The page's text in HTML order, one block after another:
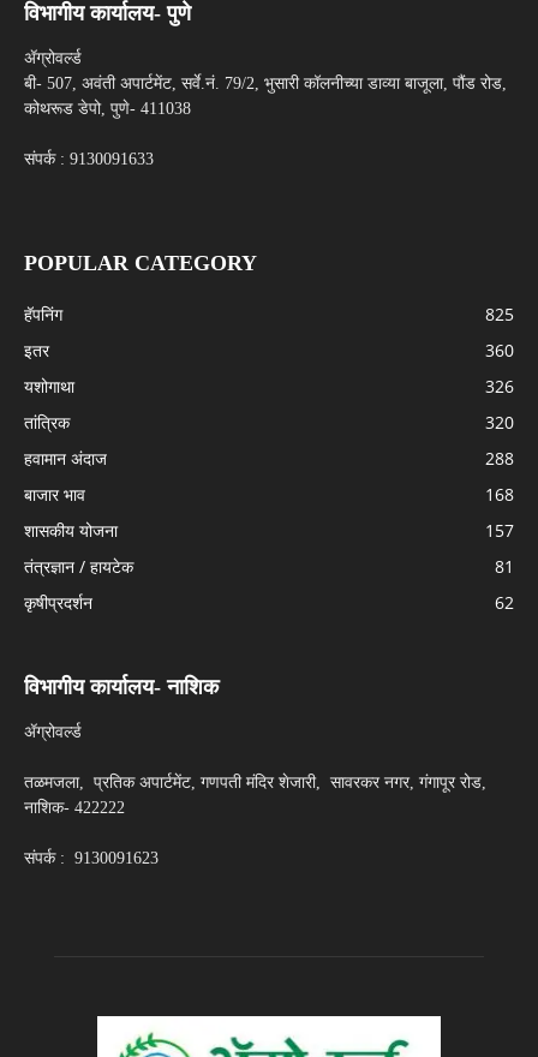
विभागीय कार्यालय- पुणे
ॲग्रोवर्ल्ड
बी- 507, अवंती अपार्टमेंट, सर्वे.नं. 79/2, भुसारी कॉलनीच्या डाव्या बाजूला, पौंड रोड,
कोथरूड डेपो, पुणे- 411038
संपर्क : 9130091633
POPULAR CATEGORY
हॅपनिंग
825
इतर
360
यशोगाथा
326
तांत्रिक
320
हवामान अंदाज
288
बाजार भाव
168
शासकीय योजना
157
तंत्रज्ञान / हायटेक
81
कृषीप्रदर्शन
62
विभागीय कार्यालय- नाशिक
ॲग्रोवर्ल्ड
तळमजला, प्रतिक अपार्टमेंट, गणपती मंदिर शेजारी, सावरकर नगर, गंगापूर रोड,
नाशिक- 422222
संपर्क : 9130091623